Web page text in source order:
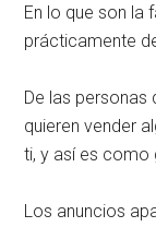
En lo que son la
prácticamente
De las personas
quieren vender
ti, y así es como
Los anuncios